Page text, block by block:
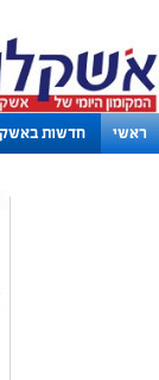
ראשי חדשות